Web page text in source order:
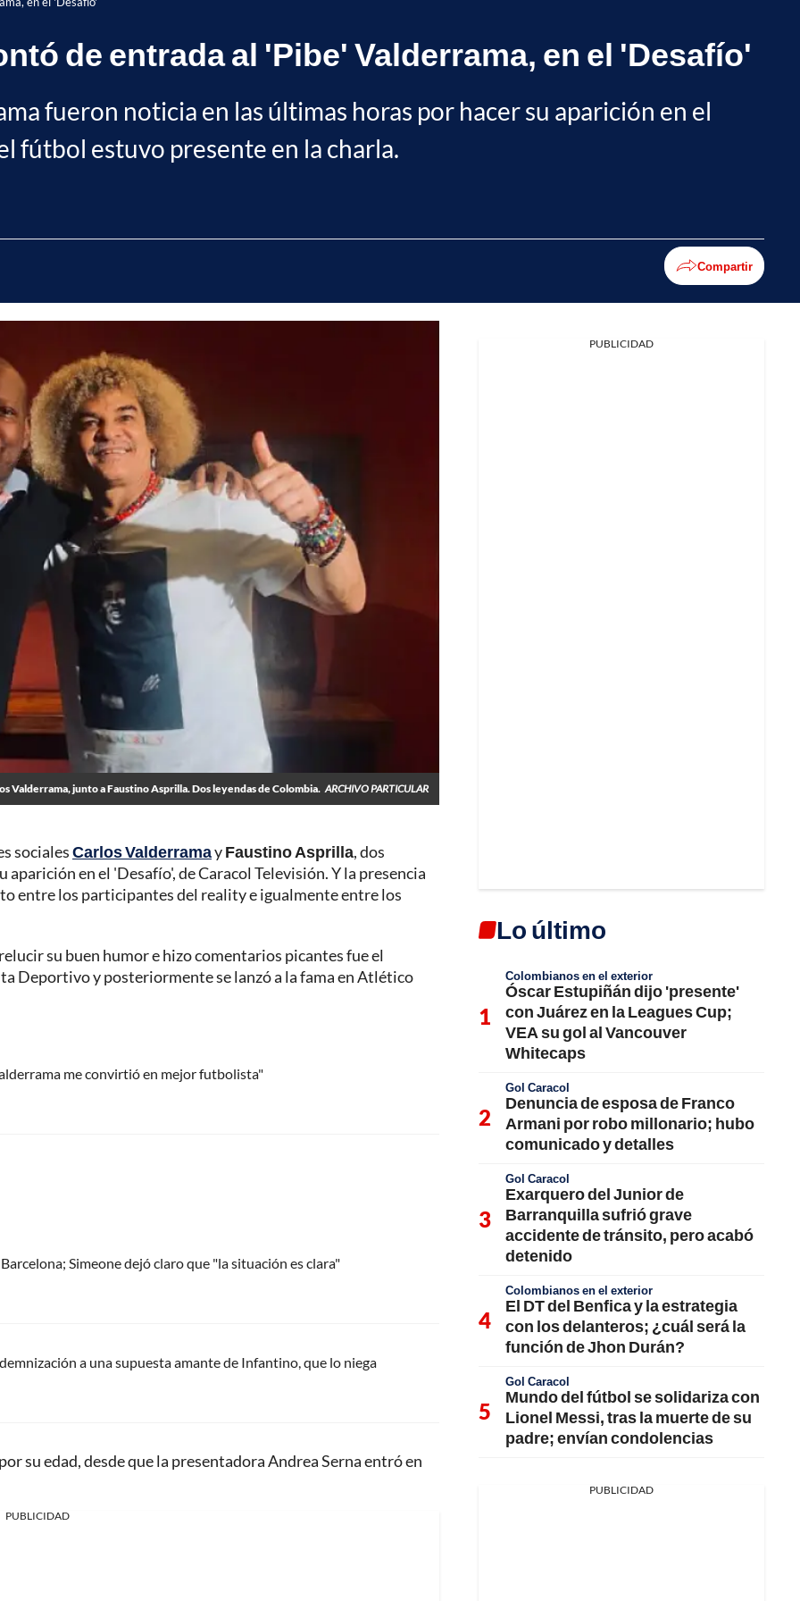
de entrada al 'Pibe' Valderrama, en el 'Desafío'
fueron noticia en las últimas horas por hacer su aparición en el
fútbol estuvo presente en la charla.
Compartir
Valderrama, junto a Faustino Asprilla. Dos leyendas de Colombia. ARCHIVO PARTICULAR
socialesCarlos ValderramayFaustino Asprilla, dos
en el 'Desafío', de Caracol Televisión. Y la presencia
entre los participantes del reality e igualmente entre los
su buen humor e hizo comentarios picantes fue el
Deportivo y posteriormente se lanzó a la fama en Atlético
me convirtió en mejor futbolista"
Simeone dejó claro que "la situación es clara"
a una supuesta amante de Infantino, que lo niega
su edad, desde que la presentadora Andrea Serna entró en
PUBLICIDAD
PUBLICIDAD
Lo último
Colombianos en el exterior
Óscar Estupiñán dijo 'presente'
con Juárez en la Leagues Cup;
VEA su gol al Vancouver
Whitecaps
Gol Caracol
Denuncia de esposa de Franco
Armani por robo millonario; hubo
comunicado y detalles
Gol Caracol
Exarquero del Junior de
Barranquilla sufrió grave
accidente de tránsito, pero acabó
detenido
Colombianos en el exterior
El DT del Benfica y la estrategia
con los delanteros; ¿cuál será la
función de Jhon Durán?
Gol Caracol
Mundo del fútbol se solidariza con
Lionel Messi, tras la muerte de su
padre; envían condolencias
PUBLICIDAD